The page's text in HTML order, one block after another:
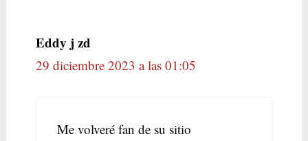
Eddy j zd
29 diciembre 2023 a las 01:05
Me volveré fan de su sitio